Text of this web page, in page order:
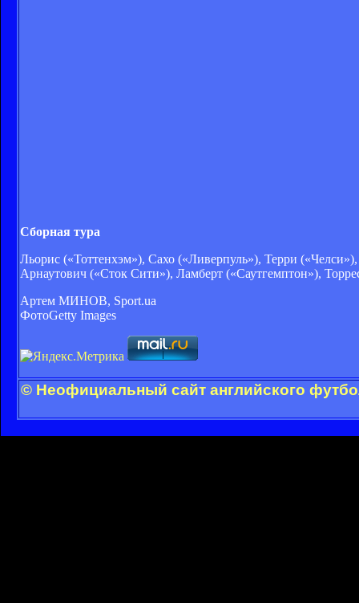
Сборная тура
Льорис («Тоттенхэм»), Сахо («Ливерпуль»), Терри
Арнаутович («Сток Сити»), Ламберт («Саутгемптон»),
Артем МИНОВ, Sport.ua
ФотоGetty Images
© Неофициальный сайт английского